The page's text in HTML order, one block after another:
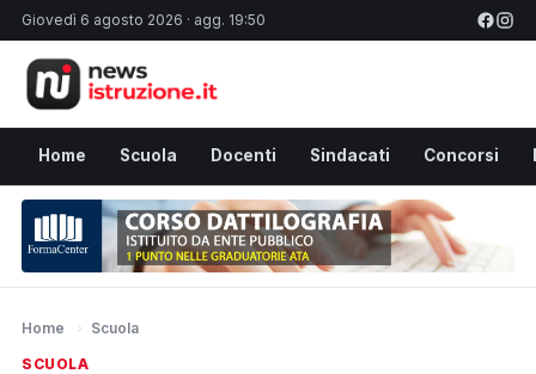
Giovedì 6 agosto 2026 · agg. 19:50
Home Scuola Docenti Sindacati Concorsi
Home › Scuola
SCUOLA